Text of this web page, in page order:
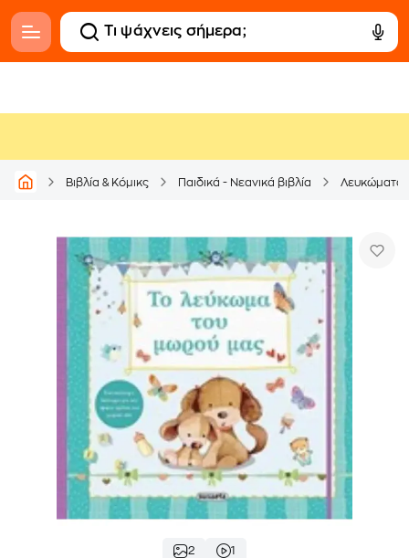
Βιβλία & Κόμικς Παιδικά - Νεανικά βιβλία Λευκώματα
2 1